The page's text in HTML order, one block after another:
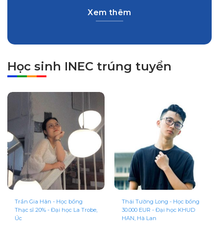
Xem thêm
Học sinh INEC trúng tuyển
Trần Gia Hân - Học bổng
Thạc sĩ 20% - Đại học La Trobe,
Thái Tường Long - Học bổng
30.000 EUR - Đại học KHUD
HAN, Hà Lan